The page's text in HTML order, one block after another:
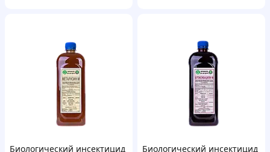
Биологический инсектицид
Биологический инсектицид